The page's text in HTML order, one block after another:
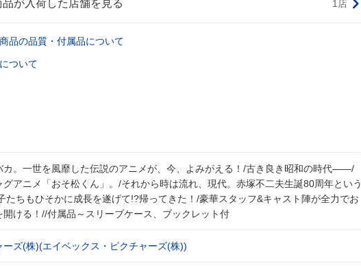
品が入荷した店舗を見る 1店
品の品質・付属品について
ついて
カ。一世を風靡した伝説のアニメが、今、よみがえる！/古き良き昭和の時代――/
アニメ「おそ松くん」。/それから時は流れ、現代。赤塚不二夫生誕80周年という
たちもひそかに成長を遂げて!?帰ってきた！/豪華スタッフ&キャスト陣が全力でお
開ける！//付属品～スリーブケース、ブックレット付
ズ(株)(エイベックス・ピクチャーズ(株))